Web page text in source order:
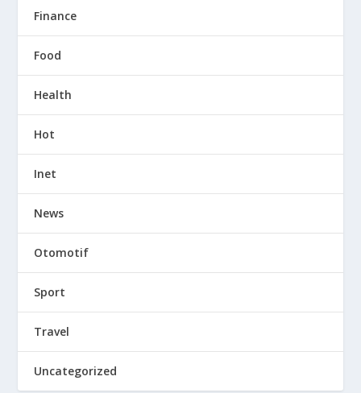
Finance
Food
Health
Hot
Inet
News
Otomotif
Sport
Travel
Uncategorized